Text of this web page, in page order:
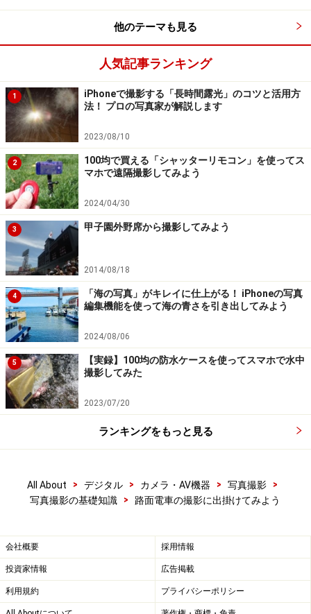
他のテーマも見る
人気記事ランキング
1
iPhoneで撮影する「長時間露光」のコツと活用方
法！ プロの写真家が解説します
2023/08/10
2
100均で買える「シャッターリモコン」を使ってス
マホで遠隔撮影してみよう
2024/04/30
3 甲子園外野席から撮影してみよう
2014/08/18
4
「海の写真」がキレイに仕上がる！ iPhoneの写真
編集機能を使って海の青さを引き出してみよう
2024/08/06
5
【実録】100均の防水ケースを使ってスマホで水中
撮影してみた
2023/07/20
ランキングをもっと見る
All About > デジタル > カメラ・AV機器 > 写真撮影
>
写真撮影の基礎知識
> 路面電車の撮影に出掛けてみよう
会社概要 採用情報
投資家情報 広告掲載
利用規約 プライバシーポリシー